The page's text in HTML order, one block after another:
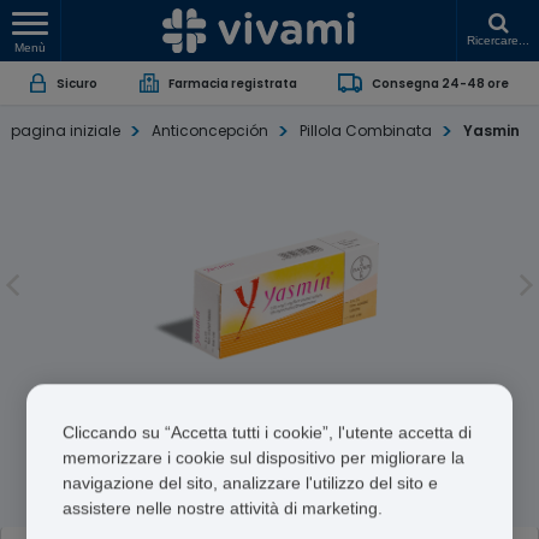
Menù
Ricercare...
Sicuro Farmacia registrata Consegna 24-48 ore
pagina iniziale Anticoncepción Pillola Combinata Yasmin
Yasmin
Ethinylestradiol/Drospirenone
Cliccando su “Accetta tutti i cookie”, l'utente accetta di
memorizzare i cookie sul dispositivo per migliorare la
navigazione del sito, analizzare l'utilizzo del sito e
assistere nelle nostre attività di marketing.